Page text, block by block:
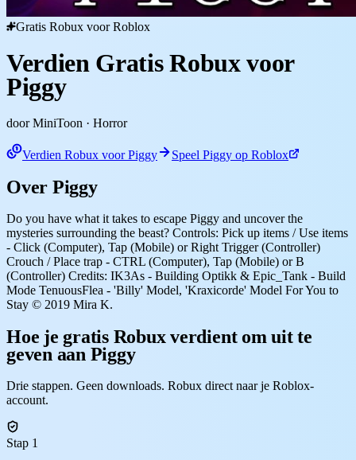
Gratis Robux voor Roblox
Verdien Gratis Robux voor
Piggy
door MiniToon · Horror
Verdien Robux voor Piggy Speel Piggy op Roblox
Over Piggy
Do you have what it takes to escape Piggy and uncover the
mysteries surrounding the beast? Controls: Pick up items / Use items
- Click (Computer), Tap (Mobile) or Right Trigger (Controller)
Crouch / Place trap - CTRL (Computer), Tap (Mobile) or B
(Controller) Credits: IK3As - Building Optikk & Epic_Tank - Build
Mode TenuousFlea - 'Billy' Model, 'Kraxicorde' Model For You to
Stay © 2019 Mira K.
Hoe je gratis Robux verdient om uit te
geven aan Piggy
Drie stappen. Geen downloads. Robux direct naar je Roblox-
account.
Stap 1